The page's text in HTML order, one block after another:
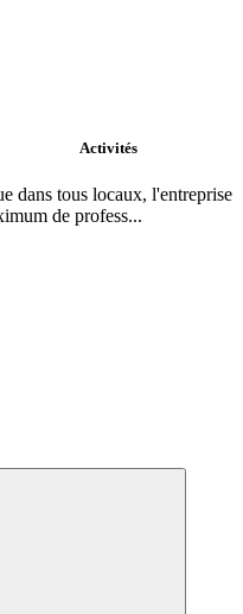
Activités
dans tous locaux, l'entreprise
de profess...